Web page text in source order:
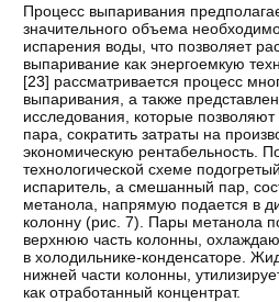
Процесс выпаривания
значительного объема
испарения воды, что позволяет
выпаривание как энергоемкую
[23] рассматривается процесс
выпаривания, а также
исследования, которые позволяют
пара, сократить затраты на
экономическую рентабельность.
технологической схеме
испаритель, а смешанный пар,
метанола, напрямую подается в
колонну (рис. 7). Пары метанола
верхнюю часть колонны,
в холодильнике-конденсаторе.
нижней части колонны,
как отработанный концентрат.